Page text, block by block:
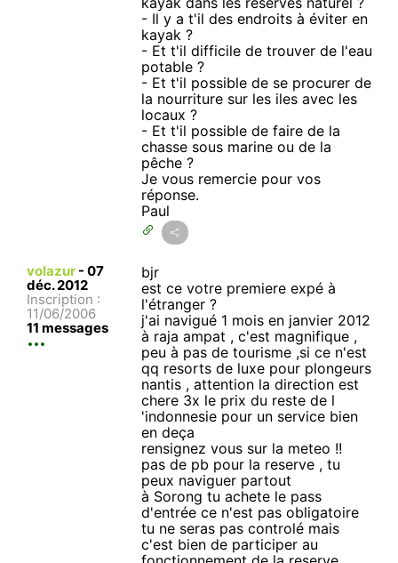
- Il y a t'il des endroits à éviter en
kayak ?
- Et t'il difficile de trouver de l'eau
potable ?
- Et t'il possible de se procurer de
la nourriture sur les iles avec les
locaux ?
- Et t'il possible de faire de la
chasse sous marine ou de la
pêche ?
Je vous remercie pour vos
réponse.
Paul
volazur - 07
déc. 2012
Inscription :
11/06/2006
11 messages
bjr
est ce votre premiere expé à
l'étranger ?
j'ai navigué 1 mois en janvier 2012
à raja ampat , c'est magnifique ,
peu à pas de tourisme ,si ce n'est
qq resorts de luxe pour plongeurs
nantis , attention la direction est
chere 3x le prix du reste de l
'indonnesie pour un service bien
en deça
rensignez vous sur la meteo !!
pas de pb pour la reserve , tu
peux naviguer partout
à Sorong tu achete le pass
d'entrée ce n'est pas obligatoire
tu ne seras pas controlé mais
c'est bien de participer au